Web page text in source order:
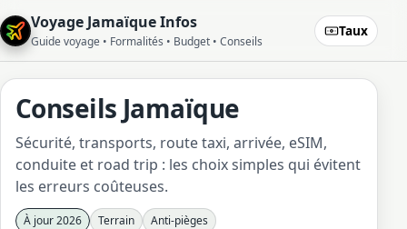
Voyage Jamaïque Infos
Guide voyage • Formalités • Budget • Conseils
Taux
Conseils Jamaïque
Sécurité, transports, route taxi, arrivée, eSIM,
conduite et road trip : les choix simples qui évitent
les erreurs coûteuses.
À jour 2026 Terrain Anti-pièges